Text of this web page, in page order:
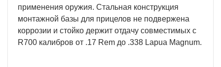
применения оружия. Стальная конструкция
монтажной базы для прицелов не подвержена
коррозии и стойко держит отдачу совместимых с
R700 калибров от .17 Rem до .338 Lapua Magnum.